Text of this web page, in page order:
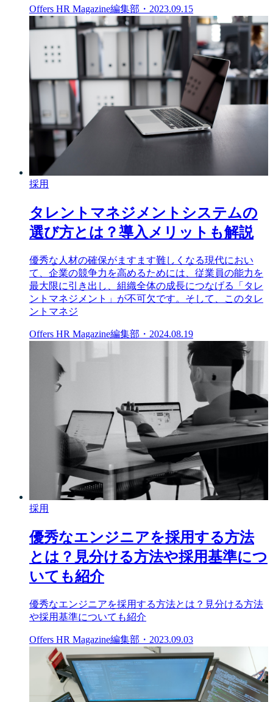
Offers HR Magazine編集部 ・ 2023.09.15
採用
タレントマネジメントシステムの
選び方とは？導入メリットも解説
優秀な人材の確保がますます難しくなる現代におい
て、企業の競争力を高めるためには、従業員の能力を
最大限に引き出し、組織全体の成長につなげる「タレ
ントマネジメント」が不可欠です。そして、このタレ
ントマネジ
Offers HR Magazine編集部 ・ 2024.08.19
採用
優秀なエンジニアを採用する方法
とは？見分ける方法や採用基準につ
いても紹介
優秀なエンジニアを採用する方法とは？見分ける方法
や採用基準についても紹介
Offers HR Magazine編集部 ・ 2023.09.03